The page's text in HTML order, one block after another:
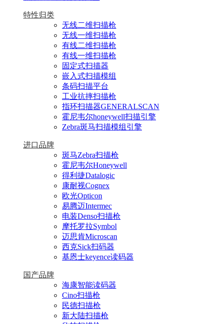
特性归类
无线二维扫描枪
无线一维扫描枪
有线二维扫描枪
有线一维扫描枪
固定式扫描器
嵌入式扫描模组
条码扫描平台
工业抗摔扫描枪
指环扫描器GENERALSCAN
霍尼韦尔honeywell扫描引擎
Zebra斑马扫描模组引擎
进口品牌
斑马Zebra扫描枪
霍尼韦尔Honeywell
得利捷Datalogic
康耐视Cognex
欧光Opticon
易腾迈Intermec
电装Denso扫描枪
摩托罗拉Symbol
迈思肯Microscan
西克Sick扫码器
基恩士keyence读码器
国产品牌
海康智能读码器
Cino扫描枪
民德扫描枪
新大陆扫描枪